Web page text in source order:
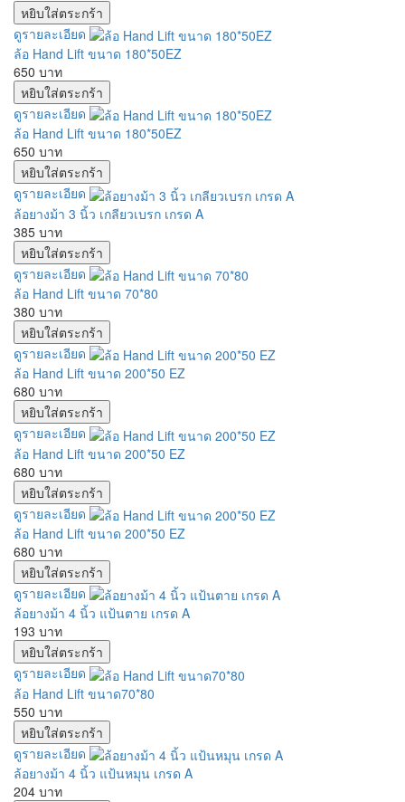
ดูรายละเอียด
ล้อ Hand Lift ขนาด 180*50EZ
650 บาท
ดูรายละเอียด
ล้อ Hand Lift ขนาด 180*50EZ
650 บาท
ดูรายละเอียด
ล้อยางม้า 3 นิ้ว เกลียวเบรก เกรด A
385 บาท
ดูรายละเอียด
ล้อ Hand Lift ขนาด 70*80
380 บาท
ดูรายละเอียด
ล้อ Hand Lift ขนาด 200*50 EZ
680 บาท
ดูรายละเอียด
ล้อ Hand Lift ขนาด 200*50 EZ
680 บาท
ดูรายละเอียด
ล้อ Hand Lift ขนาด 200*50 EZ
680 บาท
ดูรายละเอียด
ล้อยางม้า 4 นิ้ว แป้นตาย เกรด A
193 บาท
ดูรายละเอียด
ล้อ Hand Lift ขนาด70*80
550 บาท
ดูรายละเอียด
ล้อยางม้า 4 นิ้ว แป้นหมุน เกรด A
204 บาท